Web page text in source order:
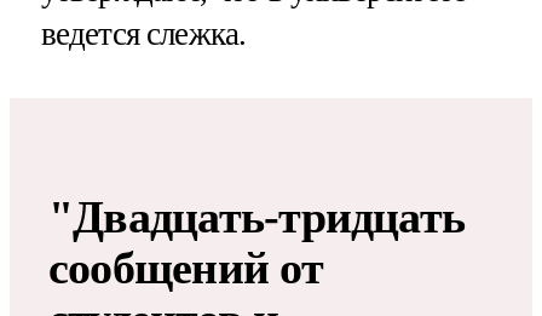
ведется слежка.
"Двадцать-тридцать
сообщений от